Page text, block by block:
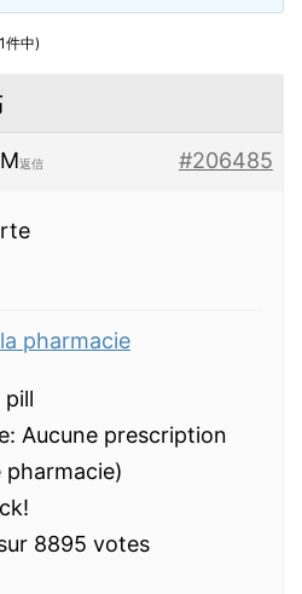
件中)
#206485
返信
pharmacie
pill
Aucune prescription
8895 votes